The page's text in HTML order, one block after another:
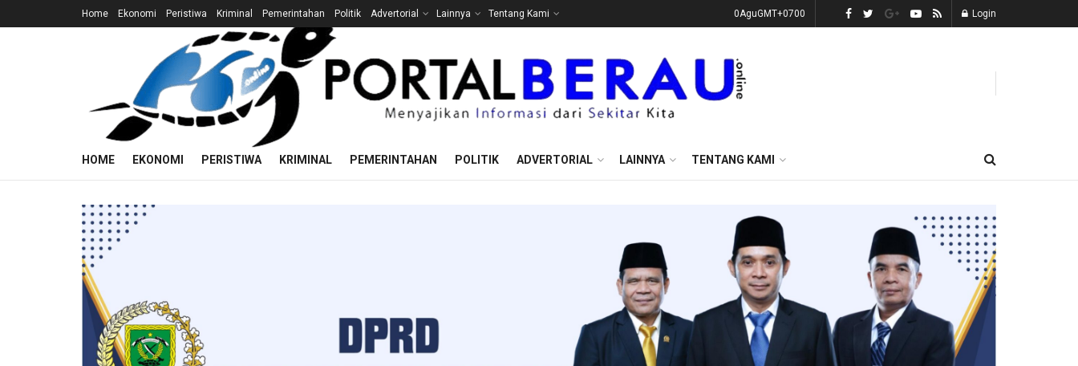
Home Ekonomi Peristiwa Kriminal Pemerintahan Politik Advertorial Lainnya Tentang Kami 0AguGMT+0700 Login
HOME EKONOMI PERISTIWA KRIMINAL PEMERINTAHAN POLITIK ADVERTORIAL LAINNYA TENTANG KAMI